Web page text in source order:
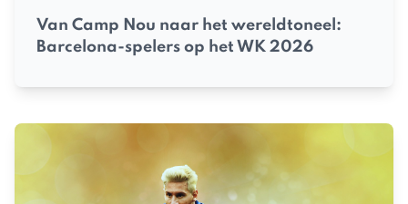
Van Camp Nou naar het wereldtoneel:
Barcelona-spelers op het WK 2026